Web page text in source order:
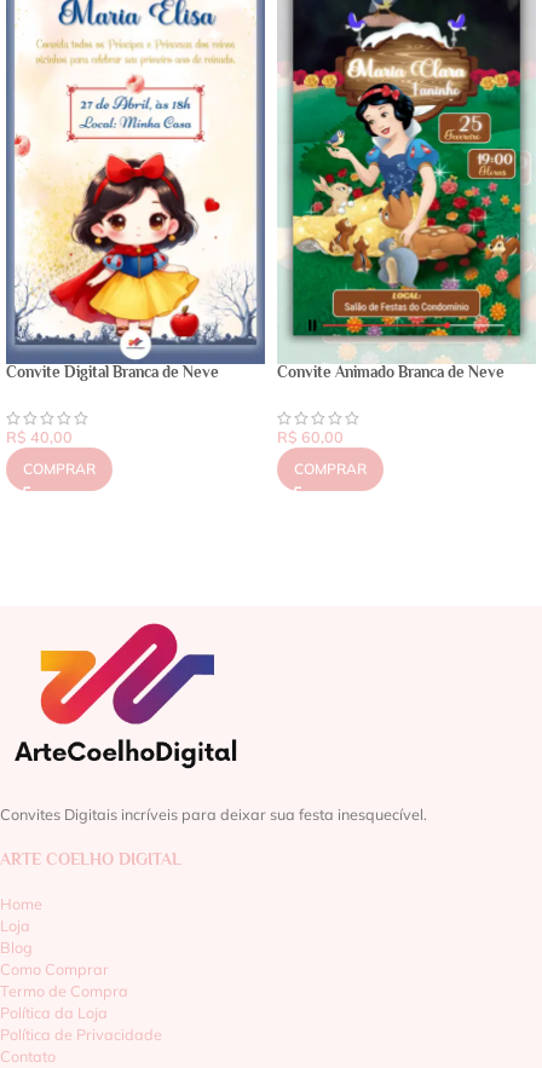
Convite Digital Branca de Neve
R$ 40,00
COMPRAR
Convite Animado Branca de Neve
R$ 60,00
COMPRAR
Convites Digitais incríveis para deixar sua festa inesquecível.
ARTE COELHO DIGITAL
Home
Loja
Blog
Como Comprar
Termo de Compra
Política da Loja
Política de Privacidade
Contato